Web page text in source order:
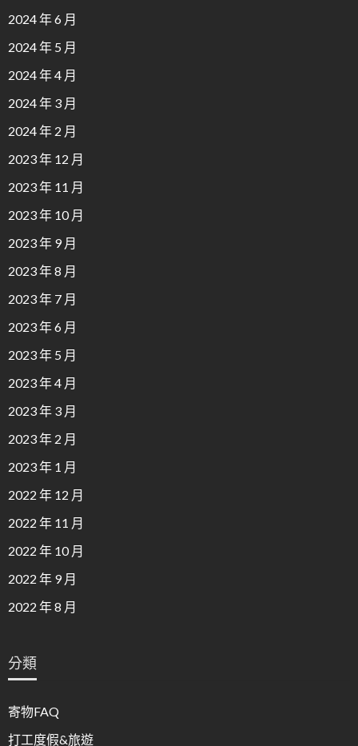
2024 年 6 月
2024 年 5 月
2024 年 4 月
2024 年 3 月
2024 年 2 月
2023 年 12 月
2023 年 11 月
2023 年 10 月
2023 年 9 月
2023 年 8 月
2023 年 7 月
2023 年 6 月
2023 年 5 月
2023 年 4 月
2023 年 3 月
2023 年 2 月
2023 年 1 月
2022 年 12 月
2022 年 11 月
2022 年 10 月
2022 年 9 月
2022 年 8 月
分類
寄物FAQ
打工度假&旅遊